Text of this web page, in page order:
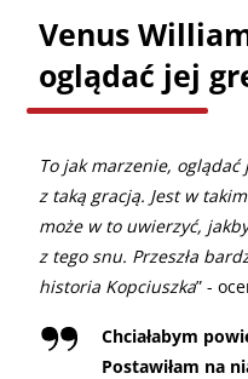
Venus
oglądać jej
To jak marzenie,
z taką gracją. Jest w
może w to uwierzyć,
z tego snu. Przeszła
historia Kopciuszka” -
Chciałabym
Postawiłam na